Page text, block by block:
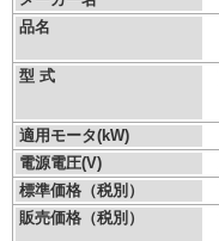
品名
型 式
適用モータ(kW)
電源電圧(V)
標準価格（税別）
販売価格（税別）